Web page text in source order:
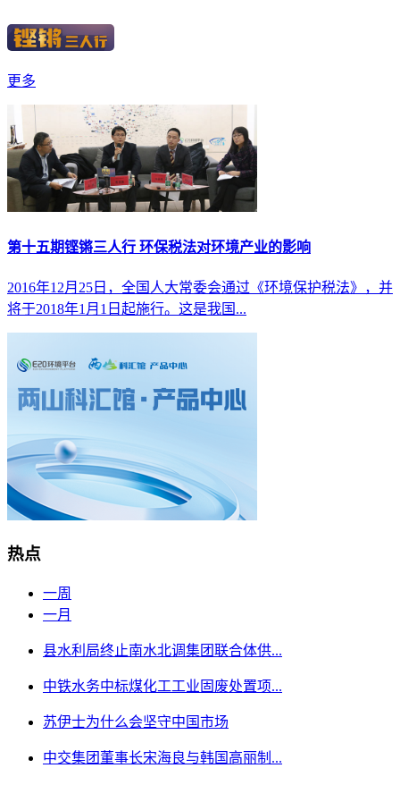
更多
第十五期铿锵三人行 环保税法对环境产业的影响
2016年12月25日，全国人大常委会通过《环境保护税法》，并
将于2018年1月1日起施行。这是我国...
热点
一周
一月
县水利局终止南水北调集团联合体供...
中铁水务中标煤化工工业固废处置项...
苏伊士为什么会坚守中国市场
中交集团董事长宋海良与韩国高丽制...